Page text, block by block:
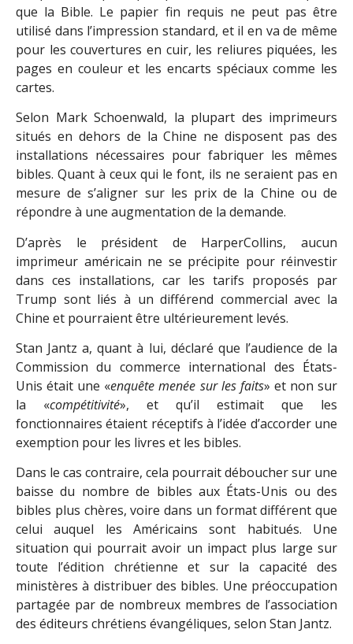
que la Bible. Le papier fin requis ne peut pas être
utilisé dans l’impression standard, et il en va de même
pour les couvertures en cuir, les reliures piquées, les
pages en couleur et les encarts spéciaux comme les
cartes.
Selon Mark Schoenwald, la plupart des imprimeurs
situés en dehors de la Chine ne disposent pas des
installations nécessaires pour fabriquer les mêmes
bibles. Quant à ceux qui le font, ils ne seraient pas en
mesure de s’aligner sur les prix de la Chine ou de
répondre à une augmentation de la demande.
D’après le président de HarperCollins, aucun
imprimeur américain ne se précipite pour réinvestir
dans ces installations, car les tarifs proposés par
Trump sont liés à un différend commercial avec la
Chine et pourraient être ultérieurement levés.
Stan Jantz a, quant à lui, déclaré que l’audience de la
Commission du commerce international des États-
Unis était une «enquête menée sur les faits» et non sur
la «compétitivité», et qu’il estimait que les
fonctionnaires étaient réceptifs à l’idée d’accorder une
exemption pour les livres et les bibles.
Dans le cas contraire, cela pourrait déboucher sur une
baisse du nombre de bibles aux États-Unis ou des
bibles plus chères, voire dans un format différent que
celui auquel les Américains sont habitués. Une
situation qui pourrait avoir un impact plus large sur
toute l’édition chrétienne et sur la capacité des
ministères à distribuer des bibles. Une préoccupation
partagée par de nombreux membres de l’association
des éditeurs chrétiens évangéliques, selon Stan Jantz.